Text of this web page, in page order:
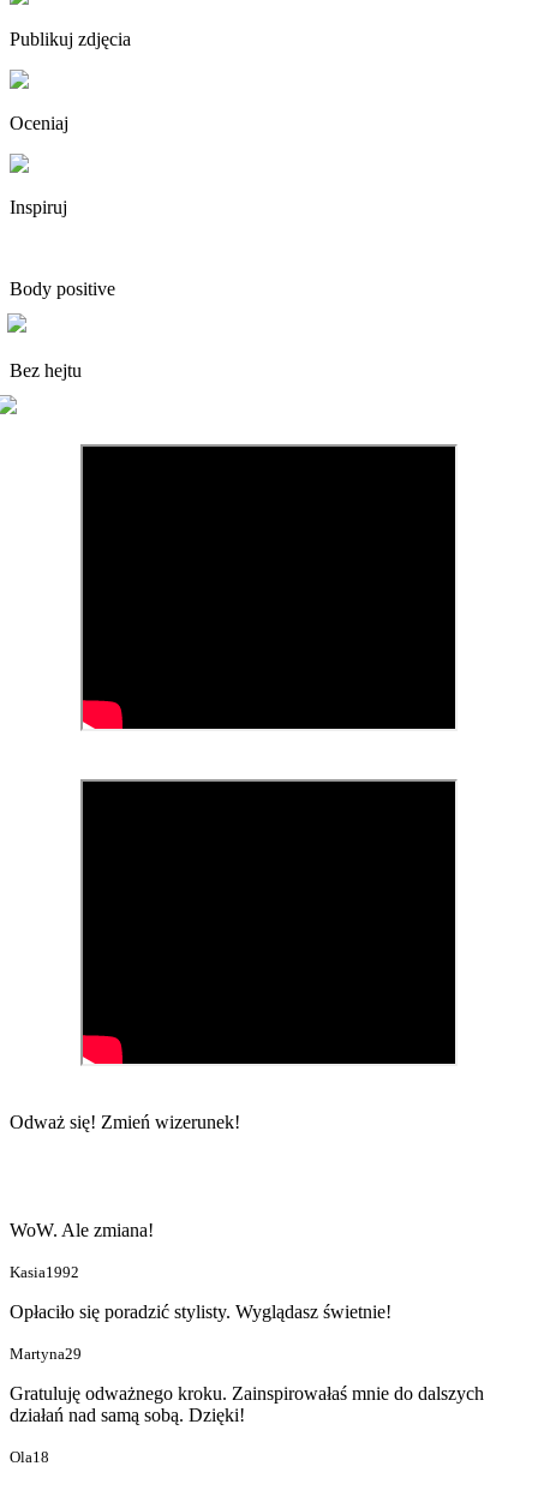
Publikuj zdjęcia
Oceniaj
Inspiruj
Body positive
Bez hejtu
Odważ się! Zmień wizerunek!
WoW. Ale zmiana!
Kasia1992
Opłaciło się poradzić stylisty. Wyglądasz świetnie!
Martyna29
Gratuluję odważnego kroku. Zainspirowałaś mnie do dalszych
działań nad samą sobą. Dzięki!
Ola18